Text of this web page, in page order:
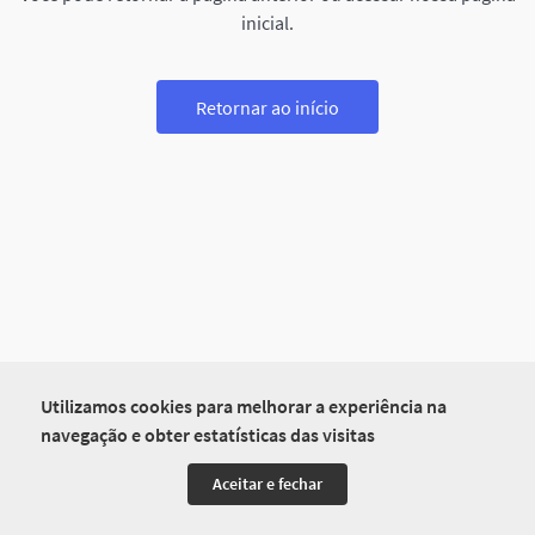
Utilizamos cookies para melhorar a experiência na
navegação e obter estatísticas das visitas
Aceitar e fechar
inicial.
Retornar ao início